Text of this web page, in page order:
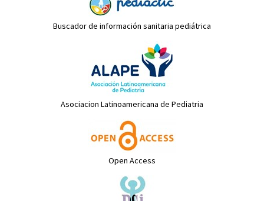
Buscador de información sanitaria pediátrica
Asociacion Latinoamericana de Pediatria
Open Access